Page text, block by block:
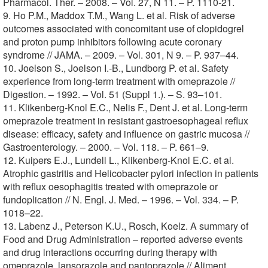
9. Ho P.M., Maddox T.M., Wang L. et al. Risk of adverse
outcomes associated with concomitant use of clopidogrel
and proton pump inhibitors following acute coronary
syndrome // JAMA. – 2009. – Vol. 301, N 9. – P. 937–44.
10. Joelson S., Joelson I.-B., Lundborg P. et al. Safety
experience from long-term treatment with omeprazole //
Digestion. – 1992. – Vol. 51 (Suppl 1.). – S. 93–101.
11. Klikenberg-Knol E.C., Nelis F., Dent J. et al. Long-term
omeprazole treatment in resistant gastroesophageal reflux
disease: efficacy, safety and influence on gastric mucosa //
Gastroenterology. – 2000. – Vol. 118. – P. 661–9.
12. Kuipers E.J., Lundell L., Klikenberg-Knol E.C. et al.
Atrophic gastritis and Helicobacter pylori infection in patients
with reflux oesophagitis treated with omeprazole or
fundoplication // N. Engl. J. Med. – 1996. – Vol. 334. – P.
1018–22.
13. Labenz J., Peterson K.U., Rosch, Koelz. A summary of
Food and Drug Administration – reported adverse events
and drug interactions occurring during therapy with